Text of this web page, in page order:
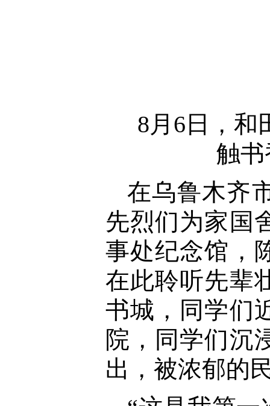
8月6日，和
触
在乌鲁木齐
先烈们为家国
事处纪念馆，
在此聆听先辈
书城，同学们
院，同学们沉
出，被浓郁的